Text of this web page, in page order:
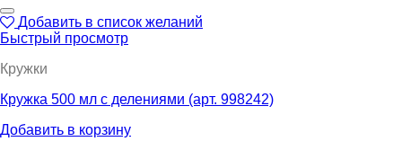
Добавить в список желаний
Быстрый просмотр
Кружки
Кружка 500 мл с делениями (арт. 998242)
Добавить в корзину